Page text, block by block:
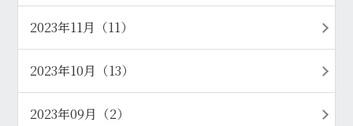
2023年11月（11）
2023年10月（13）
2023年09月（2）